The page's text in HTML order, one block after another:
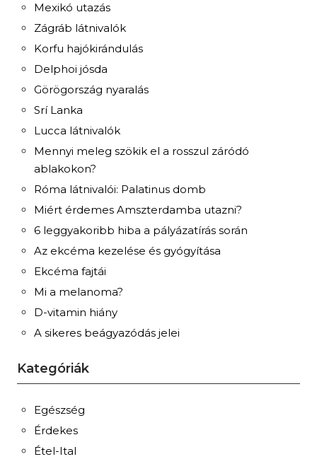
Mexikó utazás
Zágráb látnivalók
Korfu hajókirándulás
Delphoi jósda
Görögország nyaralás
Srí Lanka
Lucca látnivalók
Mennyi meleg szökik el a rosszul záródó
ablakokon?
Róma látnivalói: Palatinus domb
Miért érdemes Amszterdamba utazni?
6 leggyakoribb hiba a pályázatírás során
Az ekcéma kezelése és gyógyítása
Ekcéma fajtái
Mi a melanoma?
D-vitamin hiány
A sikeres beágyazódás jelei
Kategóriák
Egészség
Érdekes
Étel-Ital